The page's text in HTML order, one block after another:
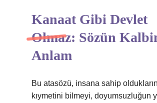
Kanaat Gibi Devlet
Olmaz: Sözün
Anlam
Bu atasözü, insana sahip
kıymetini bilmeyi, doyumsuzluğun